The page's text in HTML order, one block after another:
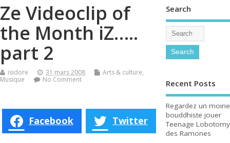
Ze Videoclip of
the Month iZ…..
part 2
isidore 31 mars 2008 Arts & culture,
Musique
No Comment
Facebook Twitter
Search
Recent Posts
Regardez un moine
bouddhiste jouer
Teenage Lobotomy
des Ramones